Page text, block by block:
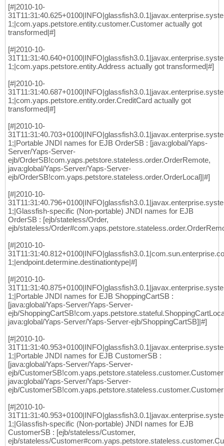
[#|2010-10-
1;|com.yaps.petstore.entity.customer.Customer actually got
transformed|#]
[#|2010-10-
1;|com.yaps.petstore.entity.Address actually got transformed|#]
[#|2010-10-
1;|com.yaps.petstore.entity.order.CreditCard actually got
transformed|#]
[#|2010-10-
1;|Portable JNDI names for EJB OrderSB : [java:global/Yaps-
Server/Yaps-Server-
ejb/OrderSB!com.yaps.petstore.stateless.order.OrderRemote,
java:global/Yaps-Server/Yaps-Server-
ejb/OrderSB!com.yaps.petstore.stateless.order.OrderLocal]|#]
[#|2010-10-
1;|Glassfish-specific (Non-portable) JNDI names for EJB
OrderSB : [ejb/stateless/Order,
ejb/stateless/
[#|2010-10-
1;|endpoint.determine.destinationtype|#]
[#|2010-10-
1;|Portable JNDI names for EJB ShoppingCartSB :
[java:global/Yaps-Server/Yaps-Server-
ejb/
java:global/Yaps-Server/Yaps-Server-ejb/ShoppingCartSB]|#]
[#|2010-10-
1;|Portable JNDI names for EJB CustomerSB :
[java:global/Yaps-Server/Yaps-Server-
ejb/
java:global/Yaps-Server/Yaps-Server-
ejb/
[#|2010-10-
1;|Glassfish-specific (Non-portable) JNDI names for EJB
CustomerSB : [ejb/stateless/Customer,
ejb/stateless/